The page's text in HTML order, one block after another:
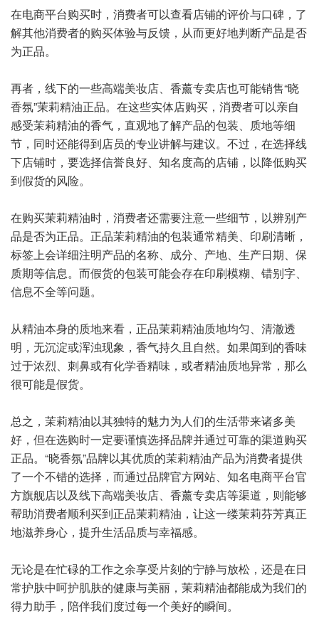
在电商平台购买时，消费者可以查看店铺的评价与口碑，了
解其他消费者的购买体验与反馈，从而更好地判断产品是否
为正品。
再者，线下的一些高端美妆店、香薰专卖店也可能销售“晓
香氛”茉莉精油正品。在这些实体店购买，消费者可以亲自
感受茉莉精油的香气，直观地了解产品的包装、质地等细
节，同时还能得到店员的专业讲解与建议。不过，在选择线
下店铺时，要选择信誉良好、知名度高的店铺，以降低购买
到假货的风险。
在购买茉莉精油时，消费者还需要注意一些细节，以辨别产
品是否为正品。正品茉莉精油的包装通常精美、印刷清晰，
标签上会详细注明产品的名称、成分、产地、生产日期、保
质期等信息。而假货的包装可能会存在印刷模糊、错别字、
信息不全等问题。
从精油本身的质地来看，正品茉莉精油质地均匀、清澈透
明，无沉淀或浑浊现象，香气持久且自然。如果闻到的香味
过于浓烈、刺鼻或有化学香精味，或者精油质地异常，那么
很可能是假货。
总之，茉莉精油以其独特的魅力为人们的生活带来诸多美
好，但在选购时一定要谨慎选择品牌并通过可靠的渠道购买
正品。“晓香氛”品牌以其优质的茉莉精油产品为消费者提供
了一个不错的选择，而通过品牌官方网站、知名电商平台官
方旗舰店以及线下高端美妆店、香薰专卖店等渠道，则能够
帮助消费者顺利买到正品茉莉精油，让这一缕茉莉芬芳真正
地滋养身心，提升生活品质与幸福感。
无论是在忙碌的工作之余享受片刻的宁静与放松，还是在日
常护肤中呵护肌肤的健康与美丽，茉莉精油都能成为我们的
得力助手，陪伴我们度过每一个美好的瞬间。